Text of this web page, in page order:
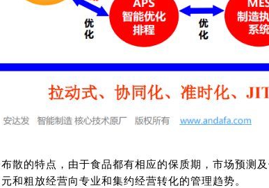
散的特点，由于食品都有相应的保质期，市场预测
和粗放经营向专业和集约经营转化的管理趋势。